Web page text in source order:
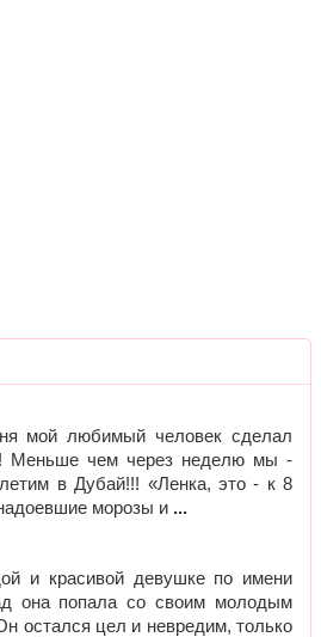
мой любимый человек сделал
Меньше чем через неделю мы -
в Дубай!!! «Ленка, это - к 8
морозы и
и красивой девушке по имени
она попала со своим молодым
остался цел и невредим, только